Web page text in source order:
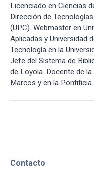
Licenciado en Ciencias
Dirección de
(UPC). Webmaster en
Aplicadas y Universidad
Tecnología en la
Jefe del Sistema de
de Loyola. Docente de
Marcos y en la Pontificia
Contacto